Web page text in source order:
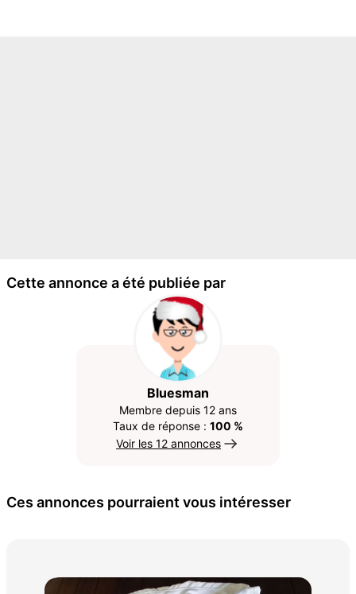
Cette annonce a été publiée par
Bluesman
Membre depuis 12 ans
Taux de réponse : 100 %
Voir les 12 annonces
Ces annonces pourraient vous intéresser